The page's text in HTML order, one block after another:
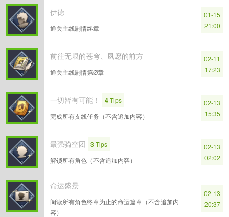
伊德
通关主线剧情终章
01-15
21:00
前往无垠的苍穹、夙愿的前方
通关主线剧情第Ø章
02-11
17:23
一切皆有可能！ 4Tips
完成所有支线任务（不含追加内容）
02-13
15:35
最强骑空团 3Tips
解锁所有角色（不含追加内容）
02-13
02:02
命运盛景
阅读所有角色终章为止的命运篇章（不含追加内
容）
02-13
20:37